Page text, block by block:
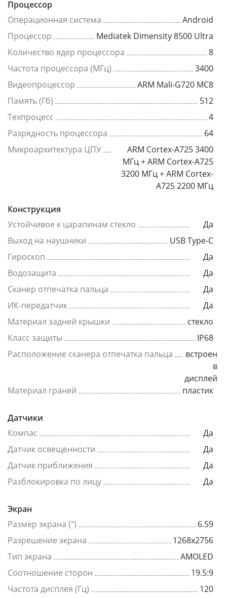
Процессор
Операционная система
Android
Процессор
Mediatek Dimensity 8500 Ultra
Количество ядер процессора
8
Частота процессора (МГц)
3400
Видеопроцессор
ARM Mali-G720 MC8
Память (Гб)
512
Техпроцесс
4
Разрядность процессора
64
Микроархитектура ЦПУ
ARM Cortex-A725 3400
МГц + ARM Cortex-A725
3200 МГц + ARM Cortex-
A725 2200 МГц
Конструкция
Устойчивое к царапинам стекло
Да
Выход на наушники
USB Type-C
Гироскоп
Да
Водозащита
Да
Сканер отпечатка пальца
Да
ИК-передатчик
Да
Материал задней крышки
стекло
Класс защиты
IP68
Расположение сканера отпечатка пальца
встроен
в
дисплей
Материал граней
пластик
Датчики
Компас
Да
Датчик освещенности
Да
Датчик приближения
Да
Разблокировка по лицу
Да
Экран
Размер экрана (")
6.59
Разрешение экрана
1268x2756
Тип экрана
AMOLED
Соотношение сторон
19.5:9
Частота дисплея (Гц)
120